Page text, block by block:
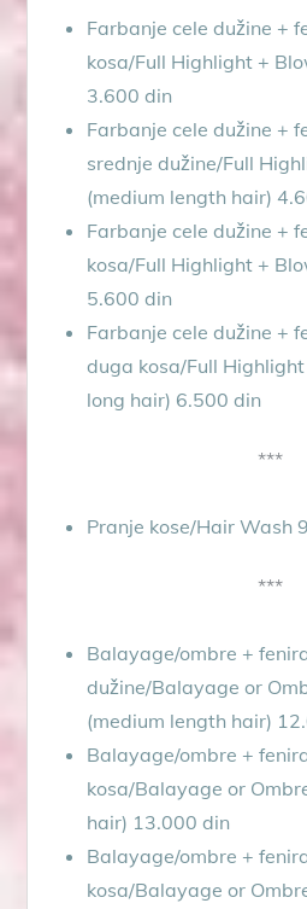
Farbanje cele dužine +
kosa/Full Highlight +
3.600 din
Farbanje cele dužine +
srednje dužine/Full
(medium length hair)
Farbanje cele dužine +
kosa/Full Highlight +
5.600 din
Farbanje cele dužine +
duga kosa/Full
long hair) 6.500 din
***
Pranje kose/Hair Wash
***
Balayage/ombre +
dužine/Balayage or
(medium length hair)
Balayage/ombre +
kosa/Balayage or
hair) 13.000 din
Balayage/ombre +
kosa/Balayage or